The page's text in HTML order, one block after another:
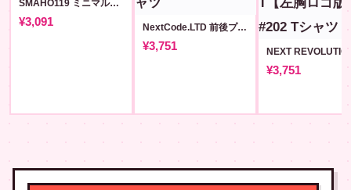
SMAHO119 ミニマルロゴT
¥3,091 NextCode.LTD 前後プリントT #6
¥3,751
¥3,751